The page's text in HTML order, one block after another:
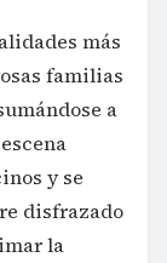
más
familias
a
y se
disfrazado
la